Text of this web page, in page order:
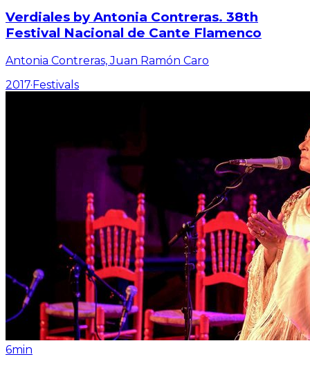
Verdiales by Antonia Contreras. 38th
Festival Nacional de Cante Flamenco
Antonia Contreras, Juan Ramón Caro
2017·Festivals
6min